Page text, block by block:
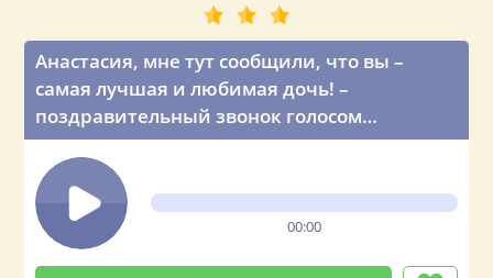
Анастасия, мне тут сообщили, что вы –
самая лучшая и любимая дочь! –
поздравительный звонок голосом
Владимира Путина
00:00